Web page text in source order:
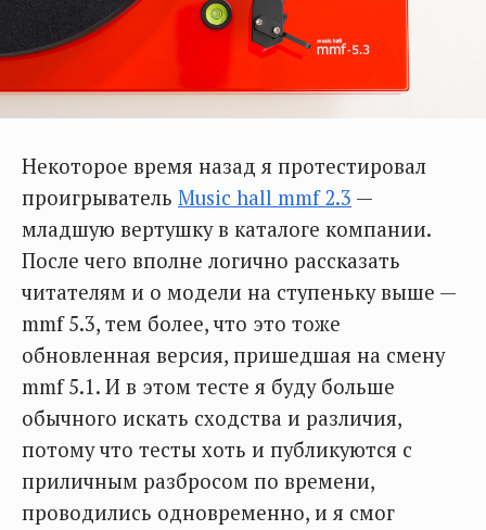
Некоторое время назад я протестировал
проигрыватель Music hall mmf 2.3 —
младшую вертушку в каталоге компании.
После чего вполне логично рассказать
читателям и о модели на ступеньку выше —
mmf 5.3, тем более, что это тоже
обновленная версия, пришедшая на смену
mmf 5.1. И в этом тесте я буду больше
обычного искать сходства и различия,
потому что тесты хоть и публикуются с
приличным разбросом по времени,
проводились одновременно, и я смог